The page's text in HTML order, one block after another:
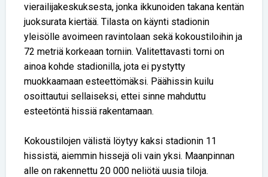
vierailijakeskuksesta, jonka ikkunoiden takana kentän
juoksurata kiertää. Tilasta on käynti stadionin
yleisölle avoimeen ravintolaan sekä kokoustiloihin ja
72 metriä korkeaan torniin. Valitettavasti torni on
ainoa kohde stadionilla, jota ei pystytty
muokkaamaan esteettömäksi. Päähissin kuilu
osoittautui sellaiseksi, ettei sinne mahduttu
esteetöntä hissiä rakentamaan.
Kokoustilojen välistä löytyy kaksi stadionin 11
hissistä, aiemmin hissejä oli vain yksi. Maanpinnan
alle on rakennettu 20 000 neliötä uusia tiloja.